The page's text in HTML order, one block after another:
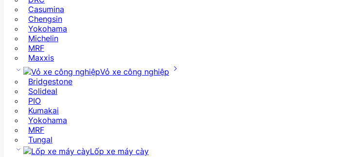
Casumina
Chengsin
Yokohama
Michelin
MRF
Maxxis
Vỏ xe công nghiệp
Bridgestone
Solideal
PIO
Kumakai
Yokohama
MRF
Tungal
Lốp xe máy cày